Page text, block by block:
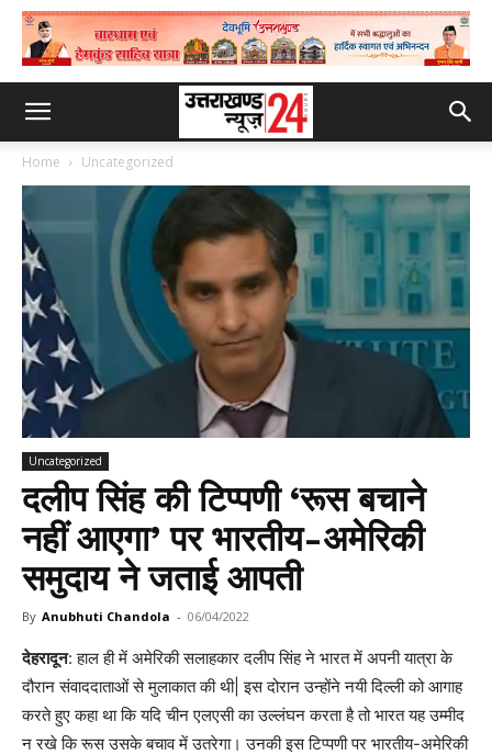
Home Uncategorized
Uncategorized
दलीप सिंह की टिप्पणी ‘रूस बचाने
नहीं आएगा’ पर भारतीय-अमेरिकी
समुदाय ने जताई आपती
By Anubhuti Chandola - 06/04/2022
देहरादून: हाल ही में अमेरिकी सलाहकार दलीप सिंह ने भारत में अपनी यात्रा के
दौरान संवाददाताओं से मुलाकात की थी| इस दोरान उन्होंने नयी दिल्ली को आगाह
करते हुए कहा था कि यदि चीन एलएसी का उल्लंघन करता है तो भारत यह उम्मीद
न रखे कि रूस उसके बचाव में उतरेगा। उनकी इस टिप्पणी पर भारतीय-अमेरिकी